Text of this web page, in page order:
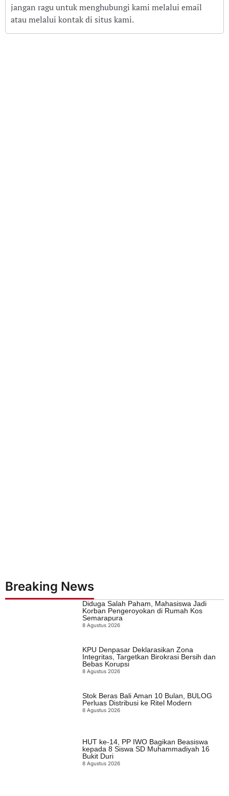
jangan ragu untuk menghubungi kami melalui email
atau melalui kontak di situs kami.
Breaking News
Diduga Salah Paham, Mahasiswa Jadi
Korban Pengeroyokan di Rumah Kos
Semarapura
8 Agustus 2026
KPU Denpasar Deklarasikan Zona
Integritas, Targetkan Birokrasi Bersih dan
Bebas Korupsi
8 Agustus 2026
Stok Beras Bali Aman 10 Bulan, BULOG
Perluas Distribusi ke Ritel Modern
8 Agustus 2026
HUT ke-14, PP IWO Bagikan Beasiswa
kepada 8 Siswa SD Muhammadiyah 16
Bukit Duri
8 Agustus 2026